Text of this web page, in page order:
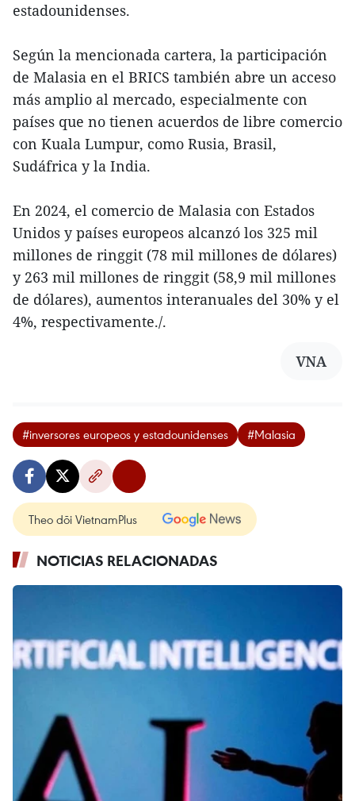
estadounidenses.
Según la mencionada cartera, la participación
de Malasia en el BRICS también abre un acceso
más amplio al mercado, especialmente con
países que no tienen acuerdos de libre comercio
con Kuala Lumpur, como Rusia, Brasil,
Sudáfrica y la India.
En 2024, el comercio de Malasia con Estados
Unidos y países europeos alcanzó los 325 mil
millones de ringgit (78 mil millones de dólares)
y 263 mil millones de ringgit (58,9 mil millones
de dólares), aumentos interanuales del 30% y el
4%, respectivamente./.
VNA
#inversores europeos y estadounidenses #Malasia
Theo dõi VietnamPlus
NOTICIAS RELACIONADAS